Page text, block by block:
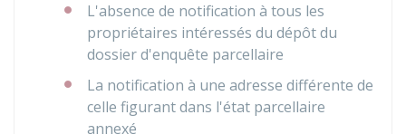
L'absence de notification à tous les
propriétaires intéressés du dépôt du
dossier d'enquête parcellaire
La notification à une adresse différente de
celle figurant dans l'état parcellaire
annexé